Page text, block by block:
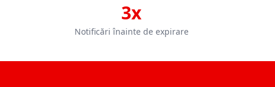
3x
Notificări înainte de expirare